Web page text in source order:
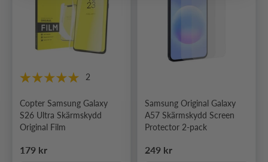
2
Copter Samsung Galaxy
S26 Ultra Skärmskydd
Original Film
Ordinarie pris
179 kr
Samsung Original Galaxy
A57 Skärmskydd Screen
Protector 2-pack
Ordinarie pris
249 kr